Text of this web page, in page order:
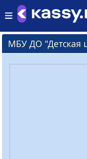
МБУ ДО "Детская